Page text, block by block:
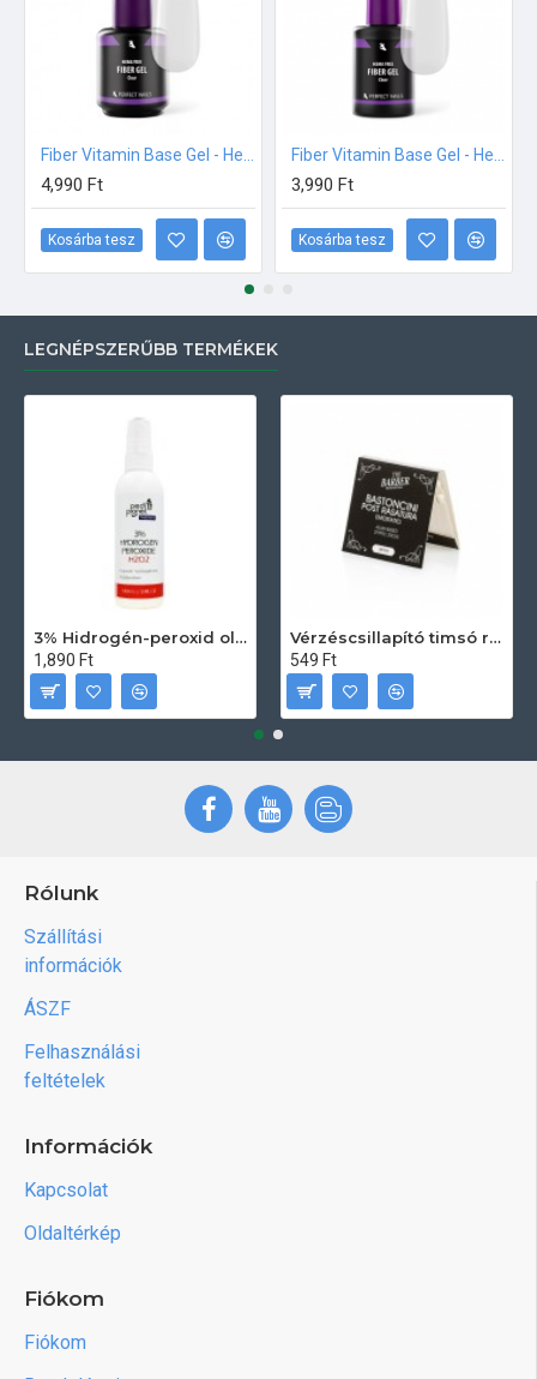
4,990 Ft
Kosárba tesz
3,990 Ft
Kosárba tesz
LEGNÉPSZERŰBB TERMÉKEK
3% Hidrogén-peroxid oldat (sebfertőtlenítő) 100ml
1,890 Ft
Vérzéscsillapító timsó rúd 20db
549 Ft
Rólunk
Szállítási
információk
ÁSZF
Felhasználási
feltételek
Információk
Kapcsolat
Oldaltérkép
Fiókom
Fiókom